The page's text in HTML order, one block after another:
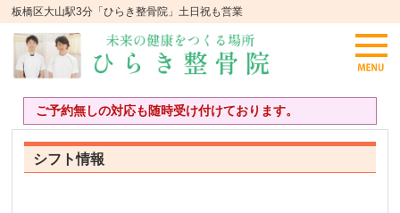
板橋区大山駅3分「ひらき整骨院」土日祝も営業
ご予約無しの対応も随時受け付けております。
シフト情報